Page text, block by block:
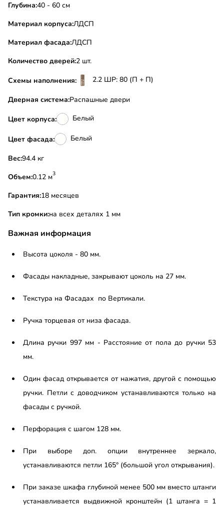
Глубина:40 - 60 см
Материал корпуса:ЛДСП
Материал фасада:ЛДСП
Количество дверей:2 шт.
Схемы наполнения: 2.2 ШР: 80 (П + П)
Дверная система:Распашные двери
Цвет корпуса: Белый
Цвет фасада: Белый
Вес:
94.4 кг
Объем:
0.12 м3
Гарантия:18 месяцев
Тип кромки:на всех деталях 1 мм
Важная информация
Высота цоколя - 80 мм.
Фасады накладные, закрывают цоколь на 27 мм.
Текстура на Фасадах по Вертикали.
Ручка торцевая от низа фасада.
Длина ручки 997 мм - Расстояние от пола до ручки 53
мм.
Один фасад открывается от нажатия, другой с помощью
ручки. Петли с доводчиком устанавливаются только на
фасады с ручкой.
Перфорация с шагом 128 мм.
При выборе доп. опции внутреннее зеркало,
устанавливаются петли 165° (большой угол открывания).
При заказе шкафа глубиной менее 500 мм вместо штанги
устанавливается выдвижной кронштейн (1 штанга = 1